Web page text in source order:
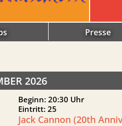
Presse
2026
Beginn: 20:30 Uhr
Eintritt: 25
Jack Cannon (20th